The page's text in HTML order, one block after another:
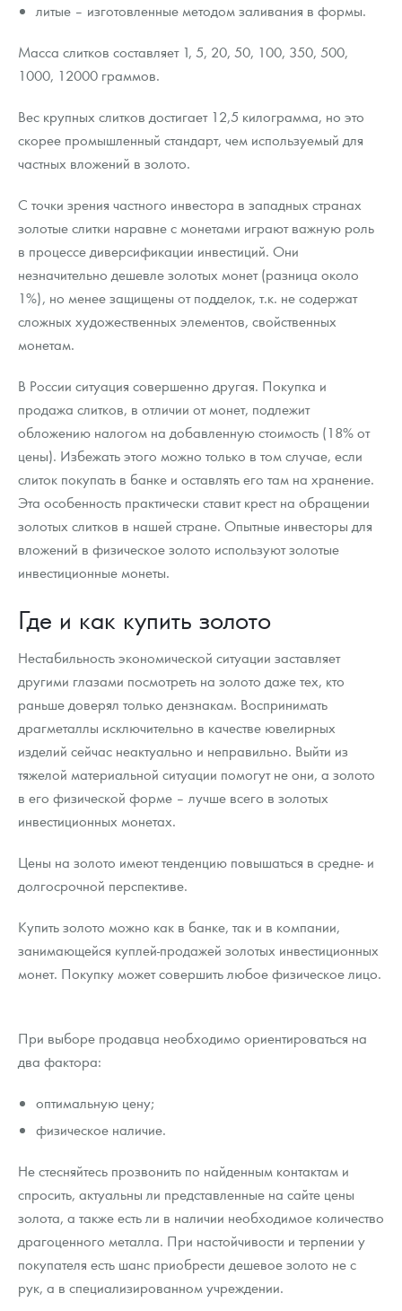
литые – изготовленные методом заливания в формы.
Масса слитков составляет 1, 5, 20, 50, 100, 350, 500,
1000, 12000 граммов.
Вес крупных слитков достигает 12,5 килограмма, но это
скорее промышленный стандарт, чем используемый для
частных вложений в золото.
С точки зрения частного инвестора в западных странах
золотые слитки наравне с монетами играют важную роль
в процессе диверсификации инвестиций. Они
незначительно дешевле золотых монет (разница около
1%), но менее защищены от подделок, т.к. не содержат
сложных художественных элементов, свойственных
монетам.
В России ситуация совершенно другая. Покупка и
продажа слитков, в отличии от монет, подлежит
обложению налогом на добавленную стоимость (18% от
цены). Избежать этого можно только в том случае, если
слиток покупать в банке и оставлять его там на хранение.
Эта особенность практически ставит крест на обращении
золотых слитков в нашей стране. Опытные инвесторы для
вложений в физическое золото используют золотые
инвестиционные монеты.
Где и как купить золото
Нестабильность экономической ситуации заставляет
другими глазами посмотреть на золото даже тех, кто
раньше доверял только дензнакам. Воспринимать
драгметаллы исключительно в качестве ювелирных
изделий сейчас неактуально и неправильно. Выйти из
тяжелой материальной ситуации помогут не они, а золото
в его физической форме – лучше всего в золотых
инвестиционных монетах.
Цены на золото имеют тенденцию повышаться в средне- и
долгосрочной перспективе.
Купить золото можно как в банке, так и в компании,
занимающейся куплей-продажей золотых инвестиционных
монет. Покупку может совершить любое физическое лицо.
При выборе продавца необходимо ориентироваться на
два фактора:
оптимальную цену;
физическое наличие.
Не стесняйтесь прозвонить по найденным контактам и
спросить, актуальны ли представленные на сайте цены
золота, а также есть ли в наличии необходимое количество
драгоценного металла. При настойчивости и терпении у
покупателя есть шанс приобрести дешевое золото не с
рук, а в специализированном учреждении.